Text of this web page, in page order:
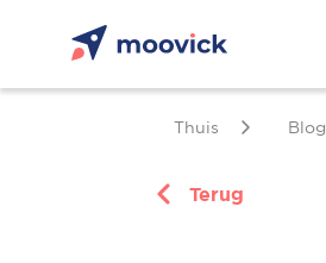
Thuis Blog
Terug